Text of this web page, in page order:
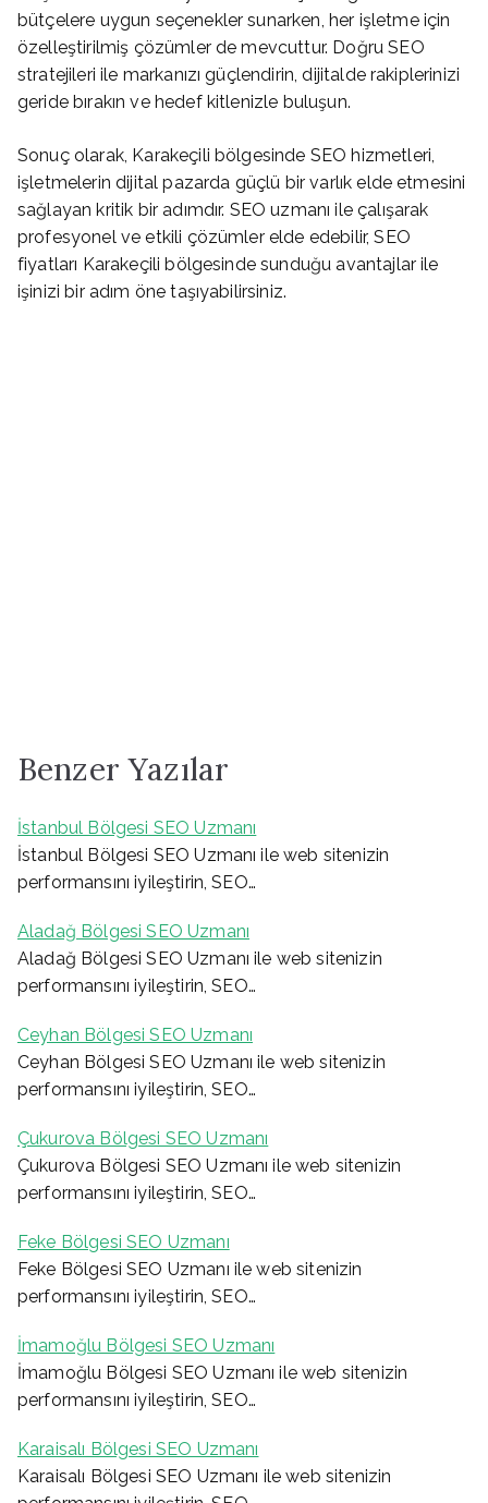
bütçelere uygun seçenekler sunarken, her işletme için
özelleştirilmiş çözümler de mevcuttur. Doğru SEO
stratejileri ile markanızı güçlendirin, dijitalde rakiplerinizi
geride bırakın ve hedef kitlenizle buluşun.
Sonuç olarak, Karakeçili bölgesinde SEO hizmetleri,
işletmelerin dijital pazarda güçlü bir varlık elde etmesini
sağlayan kritik bir adımdır. SEO uzmanı ile çalışarak
profesyonel ve etkili çözümler elde edebilir, SEO
fiyatları Karakeçili bölgesinde sunduğu avantajlar ile
işinizi bir adım öne taşıyabilirsiniz.
Benzer Yazılar
İstanbul Bölgesi SEO Uzmanı
İstanbul Bölgesi SEO Uzmanı ile web sitenizin
performansını iyileştirin, SEO…
Aladağ Bölgesi SEO Uzmanı
Aladağ Bölgesi SEO Uzmanı ile web sitenizin
performansını iyileştirin, SEO…
Ceyhan Bölgesi SEO Uzmanı
Ceyhan Bölgesi SEO Uzmanı ile web sitenizin
performansını iyileştirin, SEO…
Çukurova Bölgesi SEO Uzmanı
Çukurova Bölgesi SEO Uzmanı ile web sitenizin
performansını iyileştirin, SEO…
Feke Bölgesi SEO Uzmanı
Feke Bölgesi SEO Uzmanı ile web sitenizin
performansını iyileştirin, SEO…
İmamoğlu Bölgesi SEO Uzmanı
İmamoğlu Bölgesi SEO Uzmanı ile web sitenizin
performansını iyileştirin, SEO…
Karaisalı Bölgesi SEO Uzmanı
Karaisalı Bölgesi SEO Uzmanı ile web sitenizin